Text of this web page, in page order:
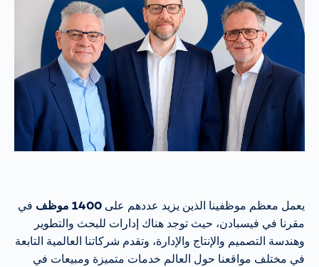
يعمل معظم موظفينا الذين يزيد عددهم على 1400 موظف
في
مقرنا في فيسبادن، حيث توجد هناك إدارات للبحث والتطوير
وهندسة التصميم والإنتاج والإدارة، وتقدم شركاتنا العالمية التابعة
في مختلف مواقعنا حول العالم خدمات متميزة ومبيعات في